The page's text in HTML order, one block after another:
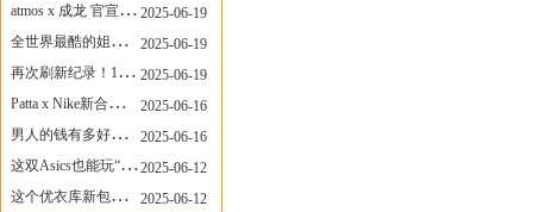
atmos x 成龙 官宣，《警察故事》联名短袖公布！
2025-06-19
全世界最酷的姐姐，和Nike联名的鞋要来了！
2025-06-19
再次刷新纪录！14只 LABUBU 共拍出240万元
2025-06-19
Patta x Nike新合作提前泄露，这次的服饰周边也有亮点？
2025-06-16
男人的钱有多好赚？四个大学生创业卖短裤，年销8个亿！
2025-06-16
这双Asics也能玩“牛仔感”？TOGA联名即将登场！
2025-06-12
这个优衣库新包，能火起来吗？
2025-06-12